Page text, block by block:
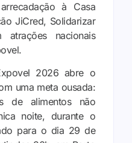
à Casa
JiCred, Solidarizar
nacionais
2026 abre o
uma meta ousada:
de alimentos não
noite, durante o
para o dia 29 de